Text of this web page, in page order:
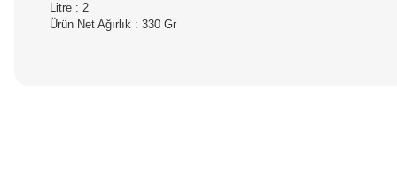
Litre : 2
Ürün Net Ağırlık : 330 Gr